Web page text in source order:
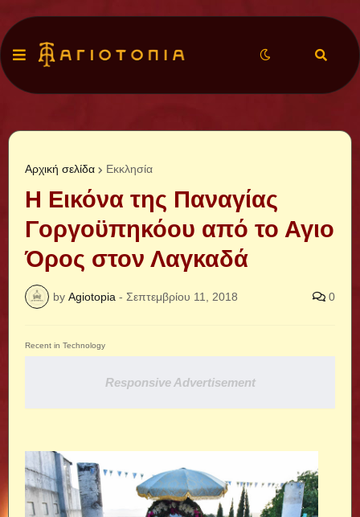
Αρχική σελίδα Εκκλησία
Η Εικόνα της Παναγίας
Γοργοϋπηκόου από το Αγιο
Όρος στον Λαγκαδά
by Agiotopia - Σεπτεμβρίου 11, 2018 0
Recent in Technology
Responsive Advertisement